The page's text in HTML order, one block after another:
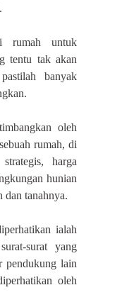
rumah untuk
tentu tak akan
banyak
oleh
rumah, di
harga
hunian
dan tanahnya.
ialah
surat yang
pendukung lain
oleh